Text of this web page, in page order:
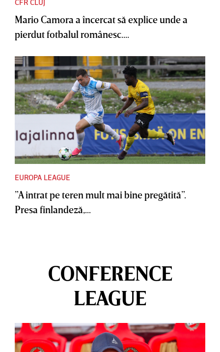
Mario Camora a încercat să explice unde a
pierdut fotbalul românesc....
EUROPA LEAGUE
”A intrat pe teren mult mai bine pregătită”.
Presa finlandeză,...
CONFERENCE
LEAGUE